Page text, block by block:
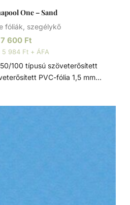
One – Sand
fóliák, szegélykő
7 600 Ft
5 984 Ft + ÁFA
PVC-fólia 1,5 mm